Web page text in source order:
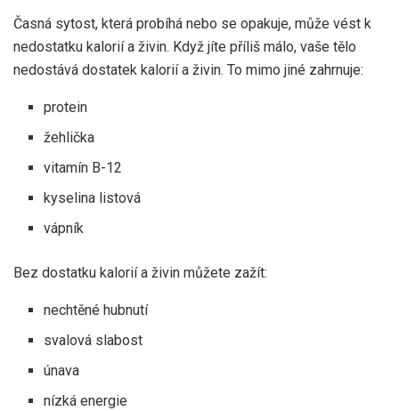
Časná sytost, která probíhá nebo se opakuje, může vést k
nedostatku kalorií a živin. Když jíte příliš málo, vaše tělo
nedostává dostatek kalorií a živin. To mimo jiné zahrnuje:
protein
žehlička
vitamín B-12
kyselina listová
vápník
Bez dostatku kalorií a živin můžete zažít:
nechtěné hubnutí
svalová slabost
únava
nízká energie